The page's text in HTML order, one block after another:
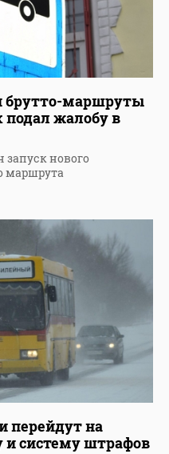
брутто-маршруты
подал жалобу в
запуск нового
маршрута
перейдут на
и систему штрафов